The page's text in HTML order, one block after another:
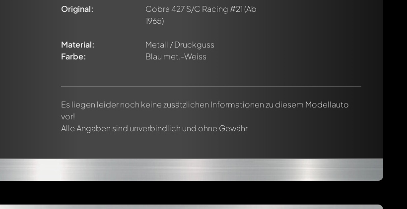
Original: Cobra 427 S/C Racing #21(Ab
1965)
Material:
Metall / Druckguss
Farbe:
Blau met.-Weiss
Es liegen leider noch keine zusätzlichen Informationen zu diesem Modellauto
vor!
Alle Angaben sind unverbindlich und ohne Gewähr